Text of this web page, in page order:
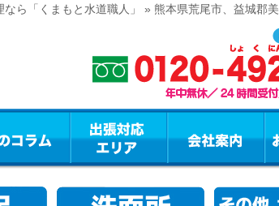
ら「くまもと水道職人」 » 熊本県荒尾市、益城郡